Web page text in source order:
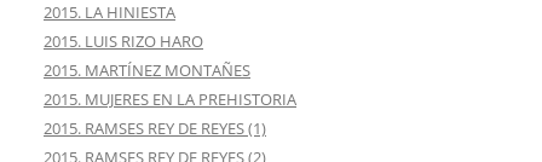
2015. LA HINIESTA
2015. LUIS RIZO HARO
2015. MARTÍNEZ MONTAÑES
2015. MUJERES EN LA PREHISTORIA
2015. RAMSES REY DE REYES (1)
2015. RAMSES REY DE REYES (2)